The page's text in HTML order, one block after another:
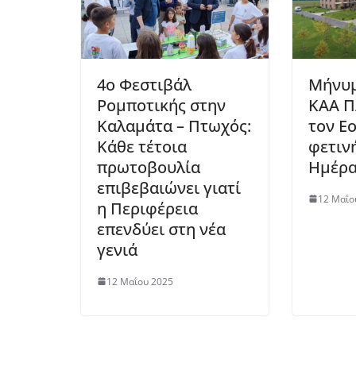
4ο Φεστιβάλ
Ρομποτικής στην
Καλαμάτα – Πτωχός:
Κάθε τέτοια
πρωτοβουλία
επιβεβαιώνει γιατί
η Περιφέρεια
επενδύει στη νέα
γενιά
12 Μαΐου 2025
ΚΑΑ
τον
12